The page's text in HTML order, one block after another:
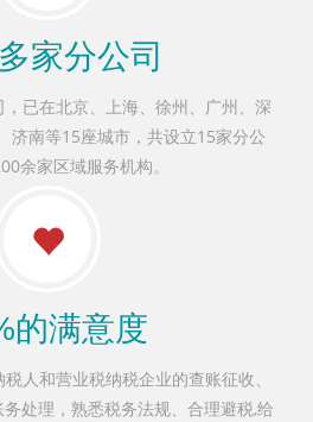
家分公司
已在北京、上海、徐州、广州、深
济南等15座城市，共设立15家分公
余家区域服务机构。
的满意度
人和营业税纳税企业的查账征收、
处理，熟悉税务法规、合理避税,给